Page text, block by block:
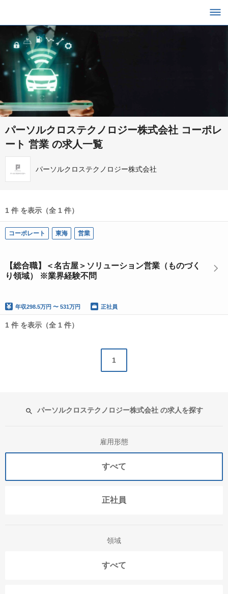
パーソルクロステクノロジー株式会社 コーポレ
ート 営業 の求人一覧
パーソルクロステクノロジー株式会社
1 件 を表示（全 1 件）
コーポレート 東海 営業
【総合職】＜名古屋＞ソリューション営業（ものづく
り領域） ※業界経験不問
年収298.5万円 〜 531万円 正社員
1 件 を表示（全 1 件）
1
パーソルクロステクノロジー株式会社 の求人を探す
雇用形態
すべて
正社員
領域
すべて